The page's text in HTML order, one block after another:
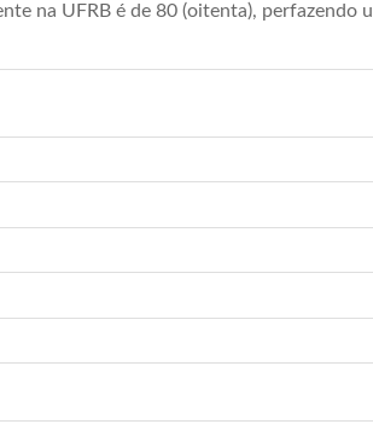
na UFRB é de 80 (oitenta), perfazendo